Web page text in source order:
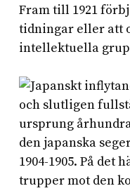
Fram till 1921
tidningar eller att
intellektuella